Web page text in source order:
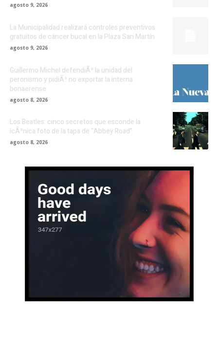
agosto 9, 2026
La Municipalidad realizará controles preventivos
gratuitos de cáncer bucal en la Plaza San Martín
agosto 9, 2026
Guillermo Michel defendiÃ³ la unidad del
peronismo y pidiÃ³ no exportar la interna
bonaerense
agosto 8, 2026
Los Beatles: cinco secretos que esconde la
icÃ³nica foto de la tapa de “Abbey Road”
agosto 8, 2026